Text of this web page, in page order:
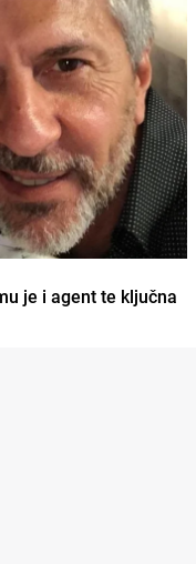
je i agent te ključna